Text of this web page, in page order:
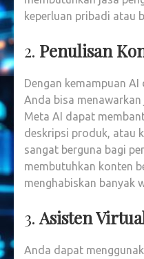
keperluan pribadi atau
2. Penulisan
Dengan kemampuan
Anda bisa
Meta AI dapat
deskripsi produk, atau
sangat berguna bagi
membutuhkan konten
menghabiskan banyak
3. Asisten
Anda dapat